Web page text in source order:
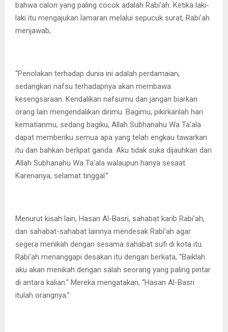
bahwa calon yang paling cocok adalah Rabi’ah. Ketika laki-
laki itu mengajukan lamaran melalui sepucuk surat, Rabi’ah
menjawab,
“Penolakan terhadap dunia ini adalah perdamaian,
sedangkan nafsu terhadapnya akan membawa
kesengsaraan. Kendalikan nafsumu dan jangan biarkan
orang lain mengendalikan dirimu. Bagimu, pikirkanlah hari
kematianmu, sedang bagiku, Allah Subhanahu Wa Ta’ala
dapat memberiku semua apa yang telah engkau tawarkan
itu dan bahkan berlipat ganda. Aku tidak suka dijauhkan dari
Allah Subhanahu Wa Ta’ala walaupun hanya sesaat.
Karenanya, selamat tinggal.”
Menurut kisah lain, Hasan Al-Basri, sahabat karib Rabi’ah,
dan sahabat-sahabat lainnya mendesak Rabi’ah agar
segera menikah dengan sesama sahabat sufi di kota itu.
Rabi’ah menanggapi desakan itu dengan berkata, “Baiklah
aku akan menikah dengan salah seorang yang paling pintar
di antara kalian.” Mereka mengatakan, “Hasan Al-Basri
itulah orangnya.”